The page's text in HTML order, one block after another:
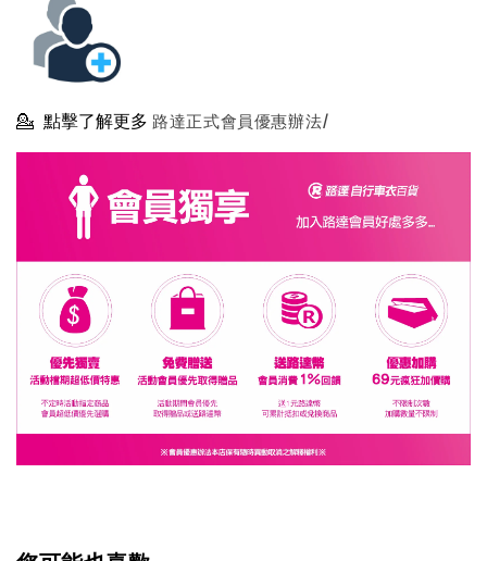
💁 點擊了解更多 路達正式會員優惠辦法/